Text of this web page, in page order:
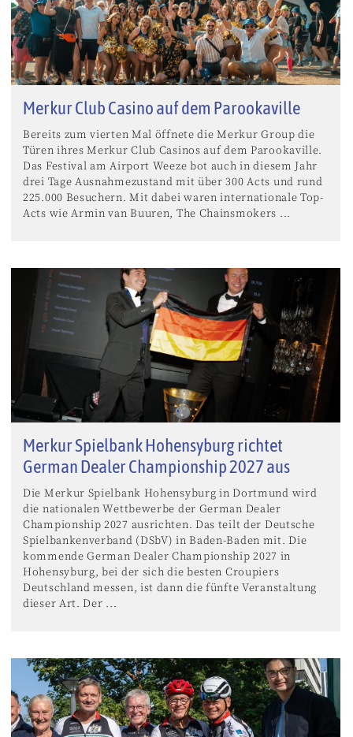
Merkur Club Casino auf dem Parookaville
Bereits zum vierten Mal öffnete die Merkur Group die
Türen ihres Merkur Club Casinos auf dem Parookaville.
Das Festival am Airport Weeze bot auch in diesem Jahr
drei Tage Ausnahmezustand mit über 300 Acts und rund
225.000 Besuchern. Mit dabei waren internationale Top-
Acts wie Armin van Buuren, The Chainsmokers ...
Merkur Spielbank Hohensyburg richtet
German Dealer Championship 2027 aus
Die Merkur Spielbank Hohensyburg in Dortmund wird
die nationalen Wettbewerbe der German Dealer
Championship 2027 ausrichten. Das teilt der Deutsche
Spielbankenverband (DSbV) in Baden-Baden mit. Die
kommende German Dealer Championship 2027 in
Hohensyburg, bei der sich die besten Croupiers
Deutschland messen, ist dann die fünfte Veranstaltung
dieser Art. Der ...